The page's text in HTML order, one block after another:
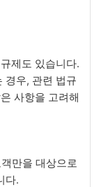
제도 있습니다.
경우, 관련 법규
사항을 고려해
만을 대상으로
다.